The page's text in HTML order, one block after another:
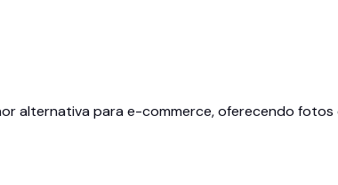
alternativa para e-commerce, oferecendo